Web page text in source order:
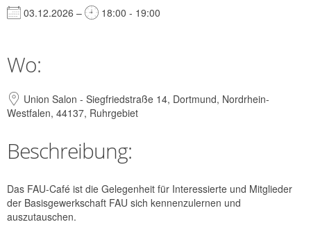
03.12.2026 – 18:00 - 19:00
Wo:
Union Salon - Siegfriedstraße 14, Dortmund, Nordrhein-
Westfalen, 44137, Ruhrgebiet
Beschreibung:
Das FAU-Café ist die Gelegenheit für Interessierte und Mitglieder
der Basisgewerkschaft FAU sich kennenzulernen und
auszutauschen.